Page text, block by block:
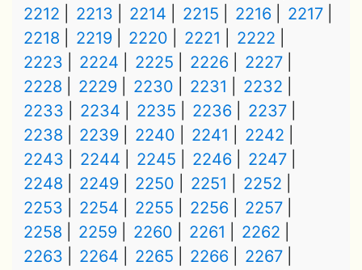
2212
2213 2214 2215 2216
2217
2218
2219 2220 2221
2222
2223
2224 2225 2226
2227
2228
2229 2230 2231
2232
2233
2234 2235 2236
2237
2238
2239 2240 2241
2242
2243
2244 2245 2246
2247
2248
2249 2250 2251
2252
2253
2254 2255 2256
2257
2258
2259 2260 2261
2262
2263
2264 2265 2266
2267